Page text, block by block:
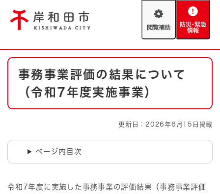
閲
助
防
緊
情
やさしい日本語
防災・緊急情報 救急・消防
ハザードマップ AED設置箇所
本
事務事業評価の結果について
（令和7年度実施事業）
更新日：2026年6月15日掲載
ページ内目次
令和7年度に実施した事務事業の評価結果（事務事業評価